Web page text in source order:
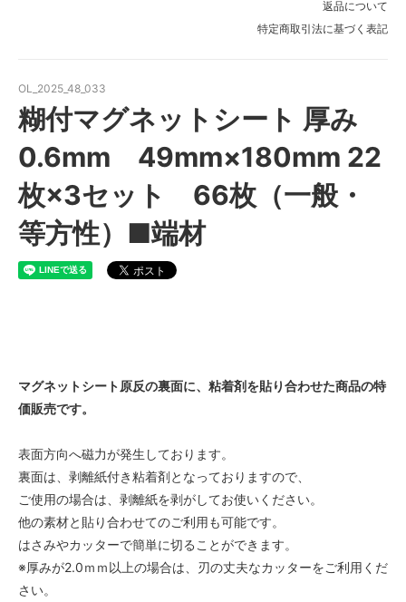
返品について
特定商取引法に基づく表記
OL_2025_48_033
糊付マグネットシート 厚み
0.6mm 49mm×180mm 22
枚×3セット 66枚（一般・
等方性）■端材
マグネットシート原反の裏面に、粘着剤を貼り合わせた商品の特
価販売です。
表面方向へ磁力が発生しております。
裏面は、剥離紙付き粘着剤となっておりますので、
ご使用の場合は、剥離紙を剥がしてお使いください。
他の素材と貼り合わせてのご利用も可能です。
はさみやカッターで簡単に切ることができます。
※厚みが2.0ｍｍ以上の場合は、刃の丈夫なカッターをご利用くだ
さい。